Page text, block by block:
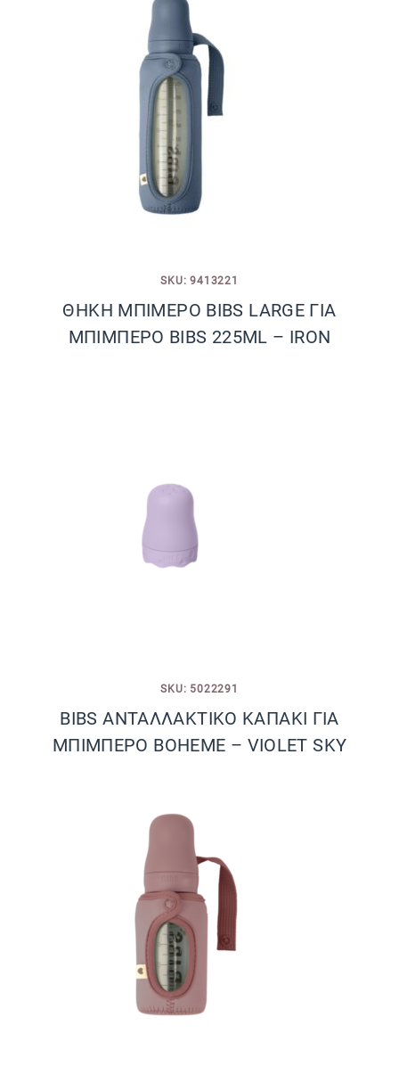
SKU: 9413221
ΘΗΚΗ ΜΠΙΜΕΡΟ BIBS LARGE ΓΙΑ
ΜΠΙΜΠΕΡΟ BIBS 225ML – IRON
SKU: 5022291
BIBS ΑΝΤΑΛΛΑΚΤΙΚΟ ΚΑΠΑΚΙ ΓΙΑ
ΜΠΙΜΠΕΡΟ BOHEME – VIOLET SKY